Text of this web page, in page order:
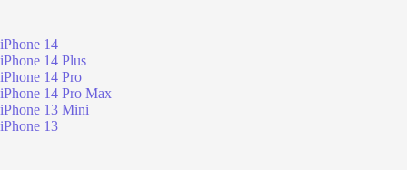
iPhone 14
iPhone 14 Plus
iPhone 14 Pro
iPhone 14 Pro Max
iPhone 13 Mini
iPhone 13